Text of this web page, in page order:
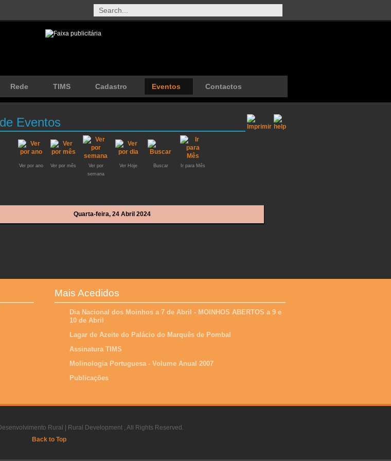
Rede TIMS Cadastro Eventos Contactos
Eventos
Ver por ano Ver por mês
Ver por
semana
Ver Hoje Buscar Ir para Mês
Quarta-feira, 24 Abril 2024
Mais Acedidos
Dia Nacional dos Moinhos a 7 de Abril - MOINHOS ABERTOS a 9 e
10 de Abril
Lagar de Azeite do Palácio do Marquês de Pombal
Assinatura TIMS
Molinologia Portuguesa - Volume Anual 2007
Publicações
Rural | Rural Development , All Rights Reserved.
Back to Top